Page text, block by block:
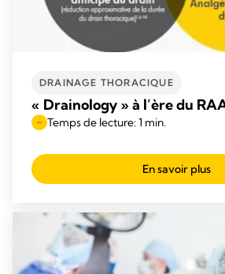
DRAINAGE THORACIQUE
« Drainology » à l’ère du
Temps de lecture: 1 min.
En savoir plus